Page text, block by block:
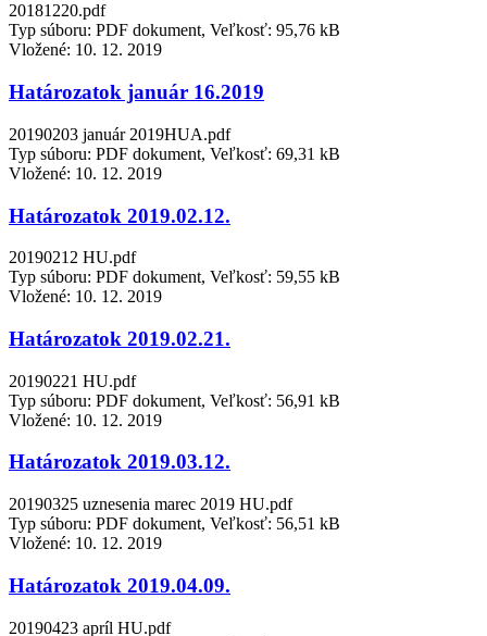
20181220.pdf
Typ súboru: PDF dokument, Veľkosť: 95,76 kB
Vložené: 10. 12. 2019
Határozatok január 16.2019
20190203 január 2019HUA.pdf
Typ súboru: PDF dokument, Veľkosť: 69,31 kB
Vložené: 10. 12. 2019
Határozatok 2019.02.12.
20190212 HU.pdf
Typ súboru: PDF dokument, Veľkosť: 59,55 kB
Vložené: 10. 12. 2019
Határozatok 2019.02.21.
20190221 HU.pdf
Typ súboru: PDF dokument, Veľkosť: 56,91 kB
Vložené: 10. 12. 2019
Határozatok 2019.03.12.
20190325 uznesenia marec 2019 HU.pdf
Typ súboru: PDF dokument, Veľkosť: 56,51 kB
Vložené: 10. 12. 2019
Határozatok 2019.04.09.
20190423 apríl HU.pdf